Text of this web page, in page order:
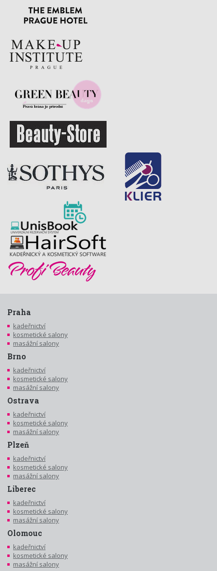
Praha
kadeřnictví
kosmetické salony
masážní salony
Brno
kadeřnictví
kosmetické salony
masážní salony
Ostrava
kadeřnictví
kosmetické salony
masážní salony
Plzeň
kadeřnictví
kosmetické salony
masážní salony
Liberec
kadeřnictví
kosmetické salony
masážní salony
Olomouc
kadeřnictví
kosmetické salony
masážní salony